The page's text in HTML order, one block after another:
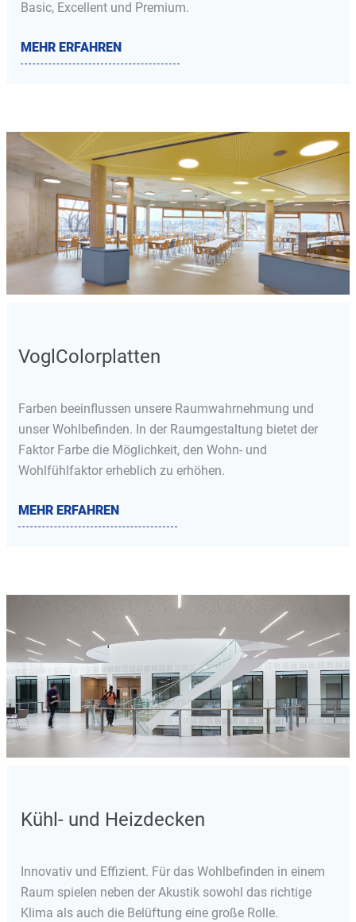
Basic, Excellent und Premium.
MEHR ERFAHREN
VoglColorplatten
Farben beeinflussen unsere Raumwahrnehmung und
unser Wohlbefinden. In der Raumgestaltung bietet der
Faktor Farbe die Möglichkeit, den Wohn- und
Wohlfühlfaktor erheblich zu erhöhen.
MEHR ERFAHREN
Kühl- und Heizdecken
Innovativ und Effizient. Für das Wohlbefinden in einem
Raum spielen neben der Akustik sowohl das richtige
Klima als auch die Belüftung eine große Rolle.